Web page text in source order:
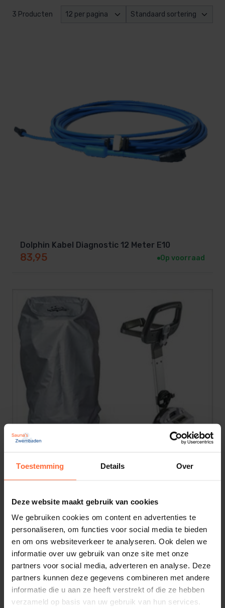
Toestemming Details Over
Deze website maakt gebruik van cookies
We gebruiken cookies om content en advertenties te
personaliseren, om functies voor social media te bieden
en om ons websiteverkeer te analyseren. Ook delen we
informatie over uw gebruik van onze site met onze
partners voor social media, adverteren en analyse. Deze
partners kunnen deze gegevens combineren met andere
informatie die u aan ze heeft verstrekt of die ze hebben
verzameld op basis van uw gebruik van hun services.
3 Producten
Dolphin Kabel Diagnostic 12 Meter E10
83,95 Op voorraad
Dolphin Robot beschermhoes
59,80 Op voorraad